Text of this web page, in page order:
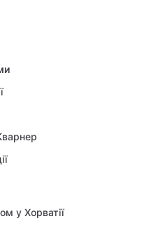
у Хорватії